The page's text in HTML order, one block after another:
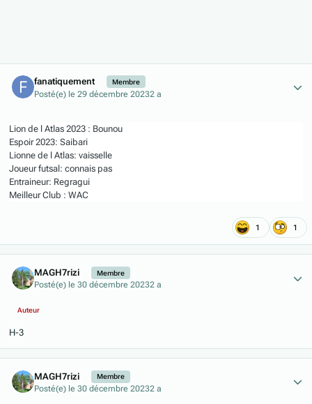
fanatiquement Membre
Posté(e) le 29 décembre 20232 a
Lion de l Atlas 2023 : Bounou
Espoir 2023: Saibari
Lionne de l Atlas: vaisselle
Joueur futsal: connais pas
Entraineur: Regragui
Meilleur Club : WAC
1 1
MAGH7rizi Membre
Posté(e) le 30 décembre 20232 a
Auteur
H-3
MAGH7rizi Membre
Posté(e) le 30 décembre 20232 a